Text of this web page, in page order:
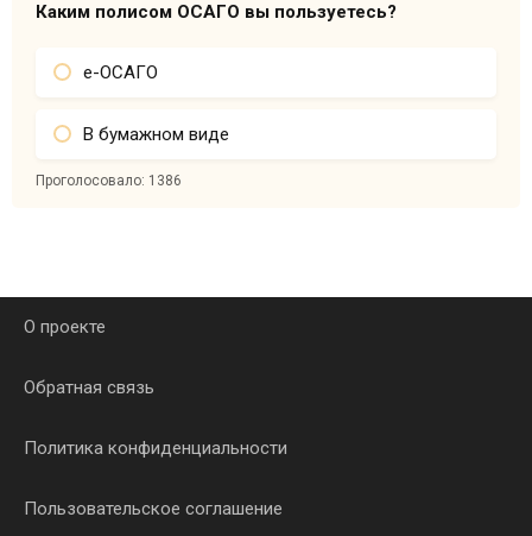
Каким полисом ОСАГО вы пользуетесь?
е-ОСАГО
В бумажном виде
Проголосовало: 1386
О проекте
Обратная связь
Политика конфиденциальности
Пользовательское соглашение